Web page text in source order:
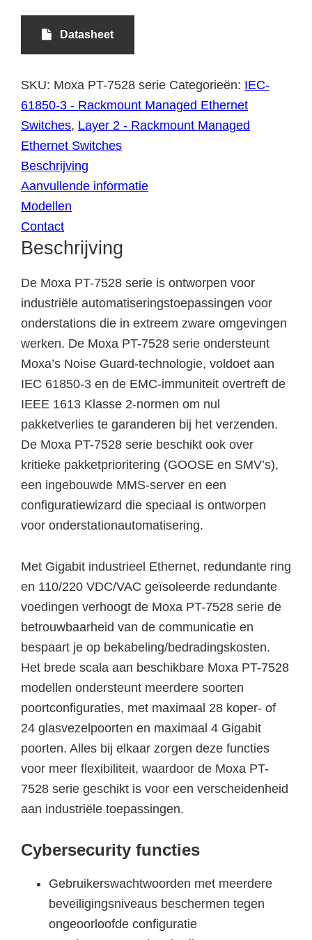
Datasheet
SKU: Moxa PT-7528 serie Categorieën: IEC-
61850-3 - Rackmount Managed Ethernet
Switches, Layer 2 - Rackmount Managed
Ethernet Switches
Beschrijving
Aanvullende informatie
Modellen
Contact
Beschrijving
De Moxa PT-7528 serie is ontworpen voor
industriële automatiseringstoepassingen voor
onderstations die in extreem zware omgevingen
werken. De Moxa PT-7528 serie ondersteunt
Moxa’s Noise Guard-technologie, voldoet aan
IEC 61850-3 en de EMC-immuniteit overtreft de
IEEE 1613 Klasse 2-normen om nul
pakketverlies te garanderen bij het verzenden.
De Moxa PT-7528 serie beschikt ook over
kritieke pakketprioritering (GOOSE en SMV’s),
een ingebouwde MMS-server en een
configuratiewizard die speciaal is ontworpen
voor onderstationautomatisering.
Met Gigabit industrieel Ethernet, redundante ring
en 110/220 VDC/VAC geïsoleerde redundante
voedingen verhoogt de Moxa PT-7528 serie de
betrouwbaarheid van de communicatie en
bespaart je op bekabeling/bedradingskosten.
Het brede scala aan beschikbare Moxa PT-7528
modellen ondersteunt meerdere soorten
poortconfiguraties, met maximaal 28 koper- of
24 glasvezelpoorten en maximaal 4 Gigabit
poorten. Alles bij elkaar zorgen deze functies
voor meer flexibiliteit, waardoor de Moxa PT-
7528 serie geschikt is voor een verscheidenheid
aan industriële toepassingen.
Cybersecurity functies
Gebruikerswachtwoorden met meerdere
beveiligingsniveaus beschermen tegen
ongeoorloofde configuratie